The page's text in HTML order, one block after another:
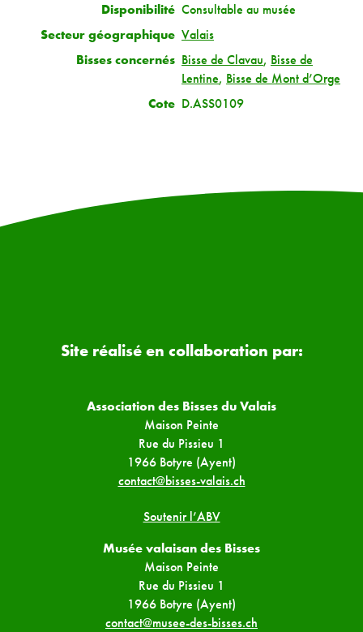
Disponibilité Consultable au musée
Secteur géographique Valais
Bisses concernés Bisse de Clavau, Bisse de
Lentine, Bisse de Mont d’Orge
Cote D.ASS0109
Site réalisé en collaboration par:
Association des Bisses du Valais
Maison Peinte
Rue du Pissieu 1
1966 Botyre (Ayent)
contact@bisses-valais.ch
Soutenir l’ABV
Musée valaisan des Bisses
Maison Peinte
Rue du Pissieu 1
1966 Botyre (Ayent)
contact@musee-des-bisses.ch